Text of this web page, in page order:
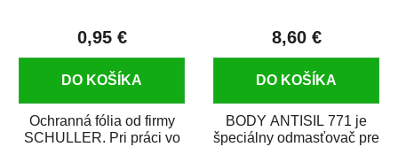
0,95 €
DO KOŠÍKA
Ochranná fólia od firmy
SCHULLER. Pri práci vo
8,60 €
DO KOŠÍKA
BODY ANTISIL 771 je
špeciálny odmasťovač pre